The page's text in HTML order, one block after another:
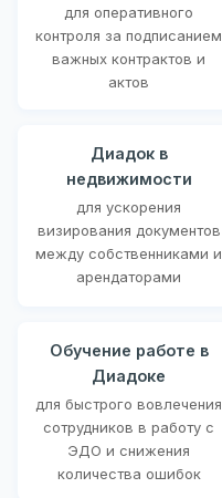
для оперативного
контроля за подписанием
важных контрактов и
актов
Диадок в
недвижимости
для ускорения
визирования документов
между собственниками и
арендаторами
Обучение работе в
Диадоке
для быстрого вовлечения
сотрудников в работу с
ЭДО и снижения
количества ошибок